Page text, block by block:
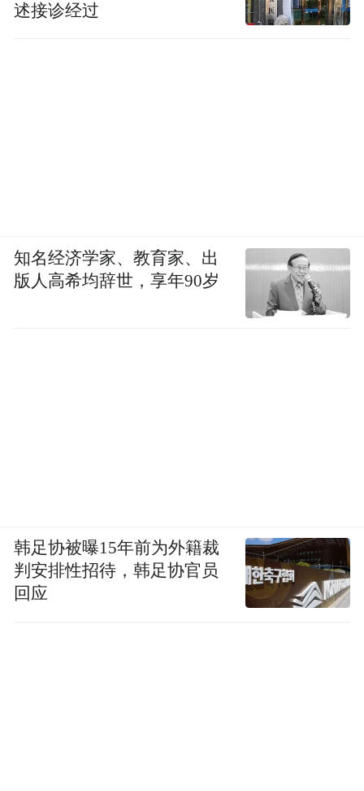
述接诊经过
知名经济学家、教育家、出
版人高希均辞世，享年90岁
韩足协被曝15年前为外籍裁
判安排性招待，韩足协官员
回应